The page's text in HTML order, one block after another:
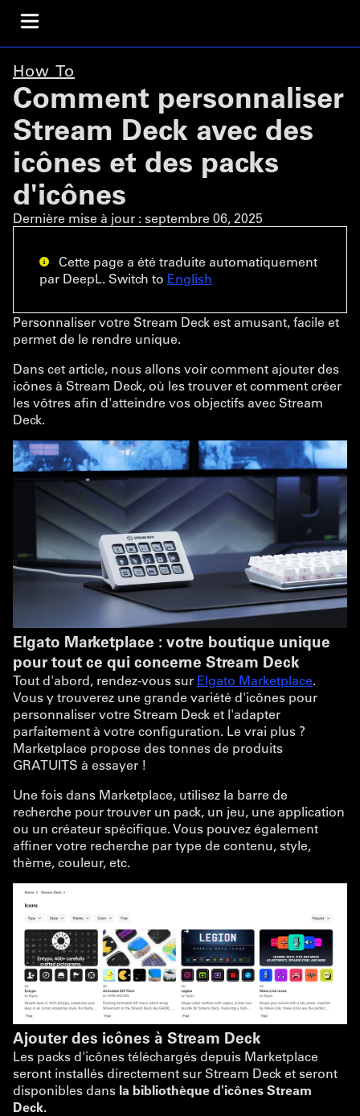
How To
Comment personnaliser
Stream Deck avec des
icônes et des packs
d'icônes
Dernière mise à jour :septembre 06, 2025
Cette page a été traduite automatiquement
par DeepL. Switch to English
Personnaliser votre Stream Deck est amusant, facile et
permet de le rendre unique.
Dans cet article, nous allons voir comment ajouter des
icônes à Stream Deck, où les trouver et comment créer
les vôtres afin d'atteindre vos objectifs avec Stream
Deck.
Elgato Marketplace : votre boutique unique
pour tout ce qui concerne Stream Deck
Tout d'abord, rendez-vous sur Elgato Marketplace.
Vous y trouverez une grande variété d'icônes pour
personnaliser votre Stream Deck et l'adapter
parfaitement à votre configuration. Le vrai plus ?
Marketplace propose des tonnes de produits
GRATUITS à essayer !
Une fois dans Marketplace, utilisez la barre de
recherche pour trouver un pack, un jeu, une application
ou un créateur spécifique. Vous pouvez également
affiner votre recherche par type de contenu, style,
thème, couleur, etc.
Ajouter des icônes à Stream Deck
Les packs d'icônes téléchargés depuis Marketplace
seront installés directement sur Stream Deck et seront
disponibles dans la bibliothèque d'icônes Stream
Deck.